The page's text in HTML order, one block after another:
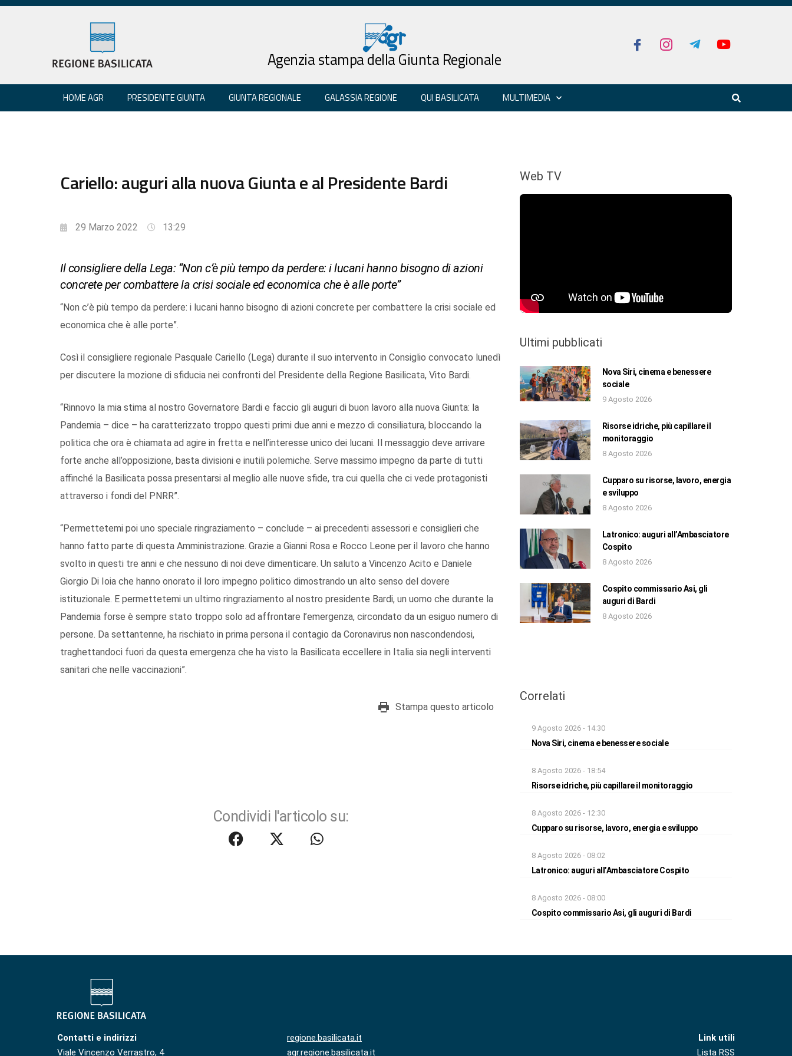
Agenzia stampa della Giunta Regionale
HOME AGR PRESIDENTE GIUNTA GIUNTA REGIONALE GALASSIA REGIONE QUI BASILICATA MULTIMEDIA
Cariello: auguri alla nuova Giunta e al Presidente Bardi
29 Marzo 2022 13:29
Il consigliere della Lega: “Non c’è più tempo da perdere: i lucani hanno bisogno di azioni
concrete per combattere la crisi sociale ed economica che è alle porte”
“Non c’è più tempo da perdere: i lucani hanno bisogno di azioni concrete per combattere la crisi sociale ed
economica che è alle porte”.
Così il consigliere regionale Pasquale Cariello (Lega) durante il suo intervento in Consiglio convocato lunedì
per discutere la mozione di sfiducia nei confronti del Presidente della Regione Basilicata, Vito Bardi.
“Rinnovo la mia stima al nostro Governatore Bardi e faccio gli auguri di buon lavoro alla nuova Giunta: la
Pandemia – dice – ha caratterizzato troppo questi primi due anni e mezzo di consiliatura, bloccando la
politica che ora è chiamata ad agire in fretta e nell’interesse unico dei lucani. Il messaggio deve arrivare
forte anche all’opposizione, basta divisioni e inutili polemiche. Serve massimo impegno da parte di tutti
affinché la Basilicata possa presentarsi al meglio alle nuove sfide, tra cui quella che ci vede protagonisti
attraverso i fondi del PNRR”.
“Permettetemi poi uno speciale ringraziamento – conclude – ai precedenti assessori e consiglieri che
hanno fatto parte di questa Amministrazione. Grazie a Gianni Rosa e Rocco Leone per il lavoro che hanno
svolto in questi tre anni e che nessuno di noi deve dimenticare. Un saluto a Vincenzo Acito e Daniele
Giorgio Di Ioia che hanno onorato il loro impegno politico dimostrando un alto senso del dovere
istituzionale. E permettetemi un ultimo ringraziamento al nostro presidente Bardi, un uomo che durante la
Pandemia forse è sempre stato troppo solo ad affrontare l’emergenza, circondato da un esiguo numero di
persone. Da settantenne, ha rischiato in prima persona il contagio da Coronavirus non nascondendosi,
traghettandoci fuori da questa emergenza che ha visto la Basilicata eccellere in Italia sia negli interventi
sanitari che nelle vaccinazioni”.
Stampa questo articolo
Condividi l'articolo su:
Web TV
Ultimi pubblicati
Nova Siri, cinema e benessere
sociale
9 Agosto 2026
Risorse idriche, più capillare il
monitoraggio
8 Agosto 2026
Cupparo su risorse, lavoro, energia
e sviluppo
8 Agosto 2026
Latronico: auguri all’Ambasciatore
Cospito
8 Agosto 2026
Cospito commissario Asi, gli
auguri di Bardi
8 Agosto 2026
Correlati
9 Agosto 2026 - 14:30
Nova Siri, cinema e benessere sociale
8 Agosto 2026 - 18:54
Risorse idriche, più capillare il monitoraggio
8 Agosto 2026 - 12:30
Cupparo su risorse, lavoro, energia e sviluppo
8 Agosto 2026 - 08:02
Latronico: auguri all’Ambasciatore Cospito
8 Agosto 2026 - 08:00
Cospito commissario Asi, gli auguri di Bardi
Contatti e indirizzi
Viale Vincenzo Verrastro, 4
regione.basilicata.it
agr.regione.basilicata.it
Link utili
Lista RSS